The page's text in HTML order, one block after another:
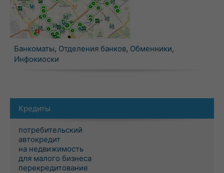
Банкоматы, Отделения банков, Обменники,
Инфокиоски
Кредиты
потребительский
автокредит
на недвижимость
для малого бизнеса
перекредитование